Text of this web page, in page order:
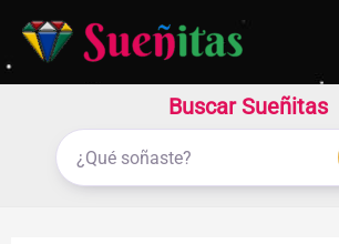
contenido
Buscar Sueñitas